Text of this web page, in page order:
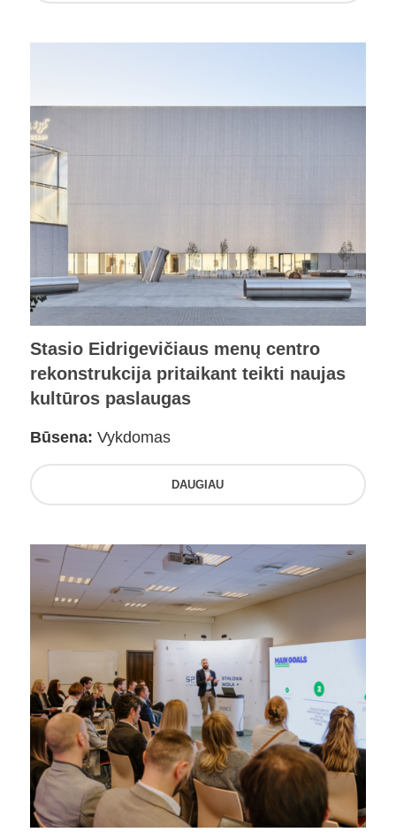
Stasio Eidrigevičiaus menų centro
rekonstrukcija pritaikant teikti naujas
kultūros paslaugas
Būsena: Vykdomas
DAUGIAU